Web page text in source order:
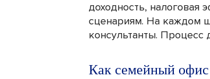
доходность, налоговая
сценариям. На каждом
консультанты. Процесс
Как семейный офис